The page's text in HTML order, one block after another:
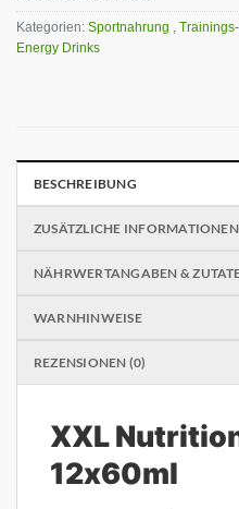
Kategorien: Sportnahrung ,
Energy Drinks
BESCHREIBUNG
ZUSÄTZLICHE INFORMATIONEN
NÄHRWERTANGABEN &
WARNHINWEISE
REZENSIONEN (0)
XXL
12x60ml